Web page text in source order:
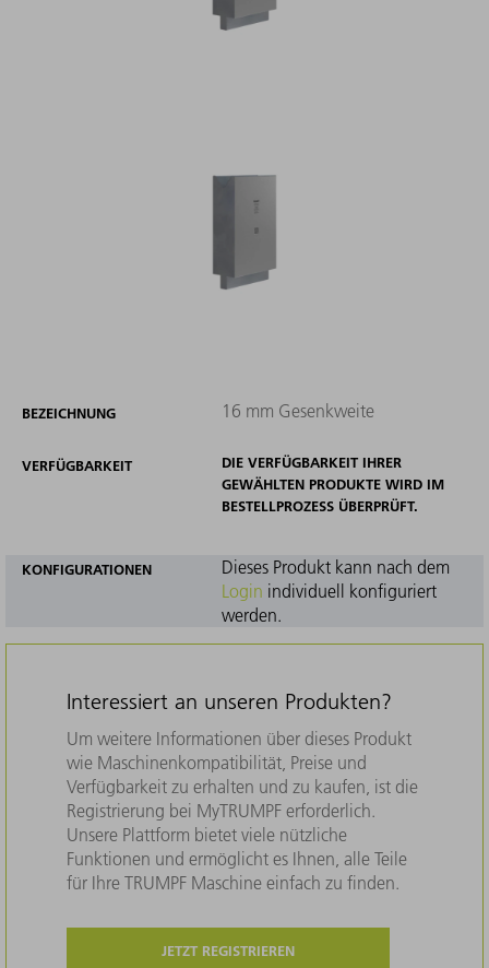
BEZEICHNUNG 16 mm Gesenkweite
VERFÜGBARKEIT
DIE VERFÜGBARKEIT IHRER
GEWÄHLTEN PRODUKTE WIRD IM
BESTELLPROZESS ÜBERPRÜFT.
KONFIGURATIONEN
Dieses Produkt kann nach dem
Login individuell konfiguriert
werden.
Interessiert an unseren Produkten?
Um weitere Informationen über dieses Produkt
wie Maschinenkompatibilität, Preise und
Verfügbarkeit zu erhalten und zu kaufen, ist die
Registrierung bei MyTRUMPF erforderlich.
Unsere Plattform bietet viele nützliche
Funktionen und ermöglicht es Ihnen, alle Teile
für Ihre TRUMPF Maschine einfach zu finden.
JETZT REGISTRIEREN